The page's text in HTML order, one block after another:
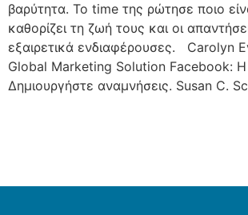
βαρύτητα. Το time της ρώτησε ποιο
καθορίζει τη ζωή τους και οι
εξαιρετικά ενδιαφέρουσες. Carolyn
Global Marketing Solution Facebook: Η
Δημιουργήστε αναμνήσεις. Susan C.